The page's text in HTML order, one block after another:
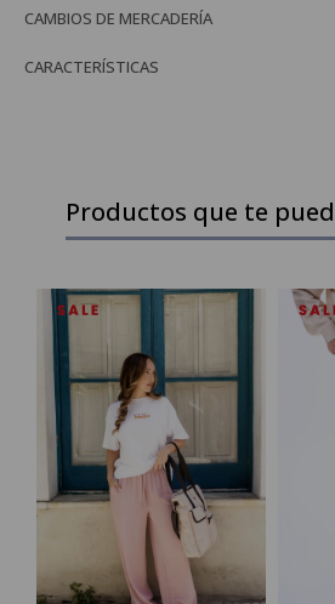
CAMBIOS DE MERCADERÍA
CARACTERÍSTICAS
Productos que te